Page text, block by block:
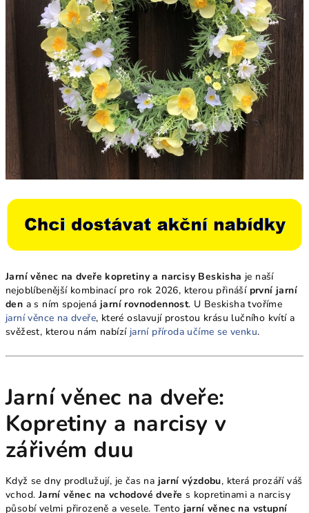
Jarní věnec na dveře kopretiny a narcisy Beskisha je naší
nejoblíbenější kombinací pro rok 2026, kterou přináší první jarní
den a s ním spojenájarní rovnodennost. U Beskisha tvoříme
jarní věnce na dveře, které oslavují prostou krásu lučního kvítí a
svěžest, kterou nám nabízí jarní příroda učíme se venku.
Jarní věnec na dveře:
Kopretiny a narcisy v
zářivém duu
Když se dny prodlužují, je čas na jarní výzdobu, která prozáří váš
vchod.Jarní věnec na vchodové dveře s kopretinami a narcisy
působí velmi přirozeně a vesele. Tento jarní věnec na vstupní